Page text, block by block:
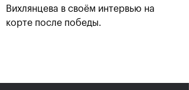
«ВТБ Кубок Кремля-2021»
Вихлянцева в своём интервью на
корте после победы.